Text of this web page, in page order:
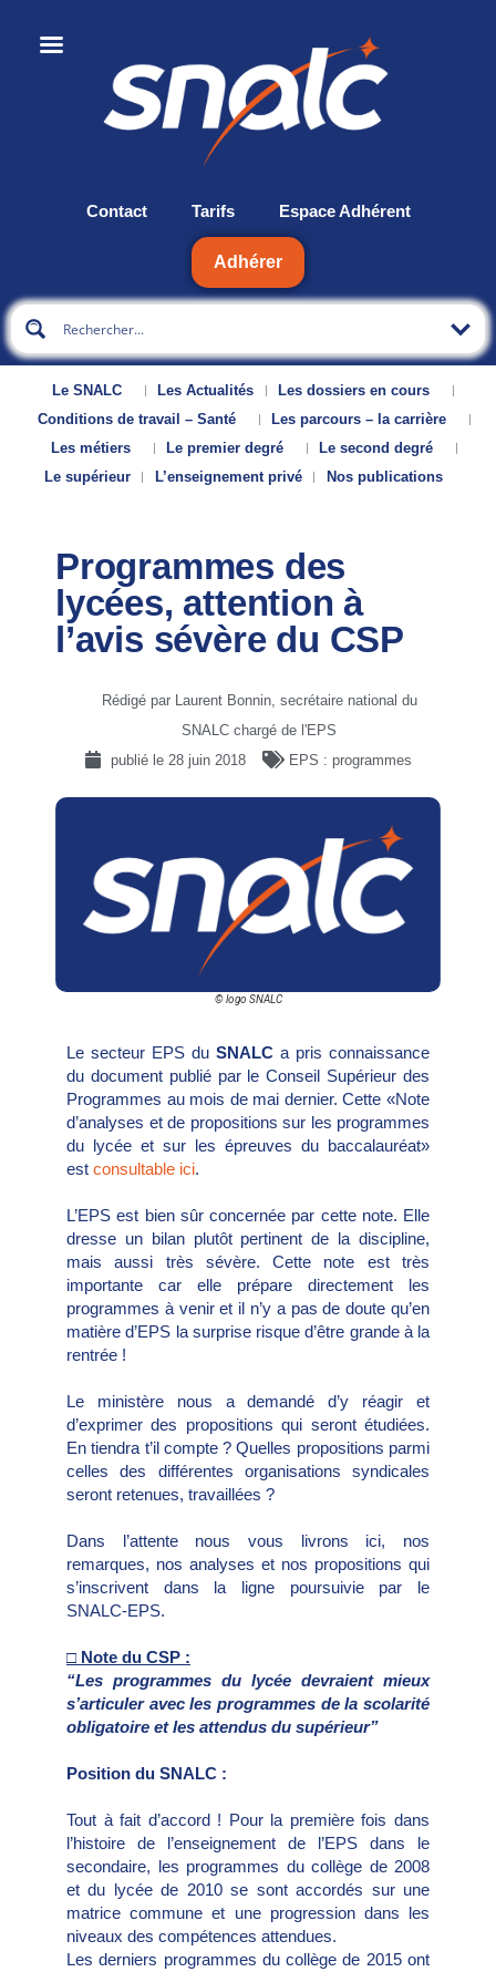
Contact Tarifs Espace Adhérent
Adhérer
Le SNALC Les Actualités
Les dossiers en cours
Conditions de travail – Santé
Les parcours – la carrière
Les métiers
Le premier degré
Le second degré
Le supérieur
L’enseignement privé Nos publications
Programmes des
lycées, attention à
l’avis sévère du CSP
Rédigé par Laurent Bonnin, secrétaire national du
SNALC chargé de l'EPS
publié le 28 juin 2018 EPS : programmes
© logo SNALC
Le secteur EPS du SNALC a pris connaissance
du document publié par le Conseil Supérieur des
Programmes au mois de mai dernier. Cette «Note
d’analyses et de propositions sur les programmes
du lycée et sur les épreuves du baccalauréat»
est consultable ici.
L’EPS est bien sûr concernée par cette note. Elle
dresse un bilan plutôt pertinent de la discipline,
mais aussi très sévère. Cette note est très
importante car elle prépare directement les
programmes à venir et il n’y a pas de doute qu’en
matière d’EPS la surprise risque d’être grande à la
rentrée !
Le ministère nous a demandé d’y réagir et
d’exprimer des propositions qui seront étudiées.
En tiendra t’il compte ? Quelles propositions parmi
celles des différentes organisations syndicales
seront retenues, travaillées ?
Dans l’attente nous vous livrons ici, nos
remarques, nos analyses et nos propositions qui
s’inscrivent dans la ligne poursuivie par le
SNALC-EPS.
□ Note du CSP :
“Les programmes du lycée devraient mieux
s’articuler avec les programmes de la scolarité
obligatoire et les attendus du supérieur”
Position du SNALC :
Tout à fait d’accord ! Pour la première fois dans
l’histoire de l’enseignement de l’EPS dans le
secondaire, les programmes du collège de 2008
et du lycée de 2010 se sont accordés sur une
matrice commune et une progression dans les
niveaux des compétences attendues.
Les derniers programmes du collège de 2015 ont